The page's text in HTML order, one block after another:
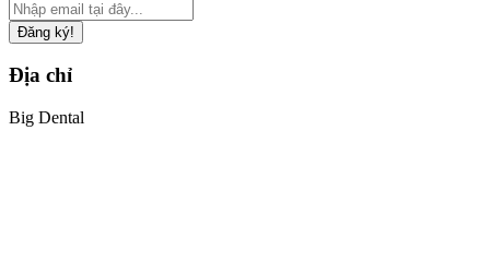
Đăng ký!
Địa chỉ
Big Dental